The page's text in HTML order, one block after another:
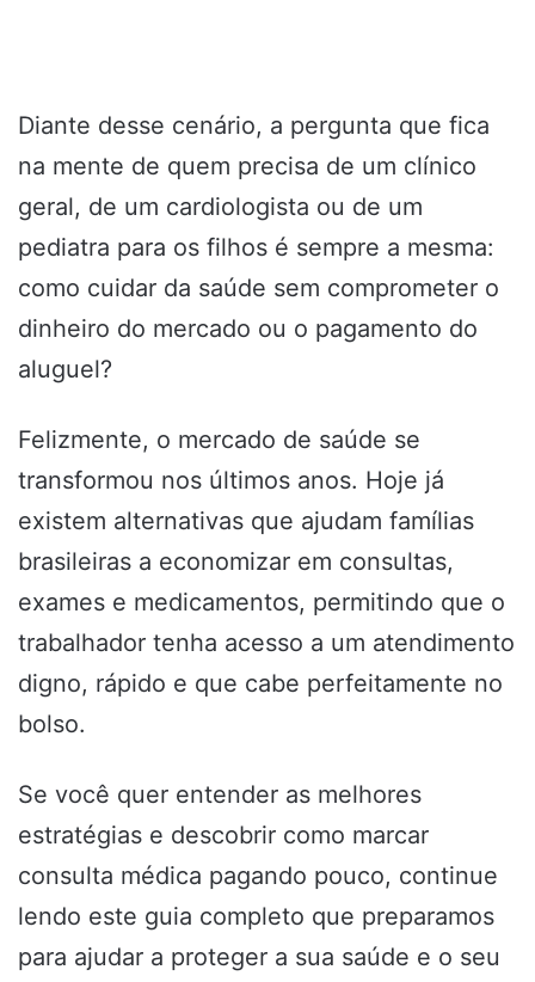
Diante desse cenário, a pergunta que fica
na mente de quem precisa de um clínico
geral, de um cardiologista ou de um
pediatra para os filhos é sempre a mesma:
como cuidar da saúde sem comprometer o
dinheiro do mercado ou o pagamento do
aluguel?
Felizmente, o mercado de saúde se
transformou nos últimos anos. Hoje já
existem alternativas que ajudam famílias
brasileiras a economizar em consultas,
exames e medicamentos, permitindo que o
trabalhador tenha acesso a um atendimento
digno, rápido e que cabe perfeitamente no
bolso.
Se você quer entender as melhores
estratégias e descobrir como marcar
consulta médica pagando pouco, continue
lendo este guia completo que preparamos
para ajudar a proteger a sua saúde e o seu